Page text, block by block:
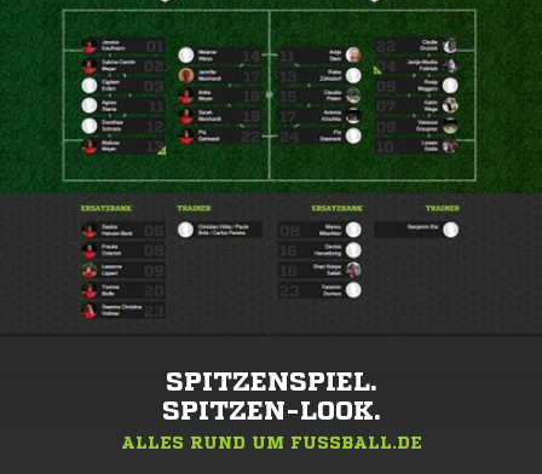
SPITZENSPIEL.
SPITZEN-LOOK.
ALLES RUND UM FUSSBALL.DE